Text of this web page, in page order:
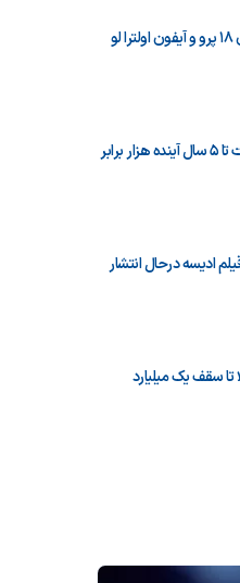
مشخصات کامل و تصاویر آیفون ۱۸ پرو و آیفون اولترا لو
کلودفلر: ترافیک بات‌ها در اینترنت تا ۵ سال آینده هزار برابر
ادیسه درحال انتشار
سقف یک میلیارد